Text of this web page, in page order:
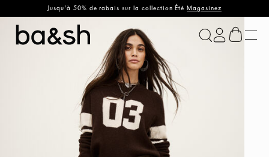
Jusqu'à 50% de rabais sur la collection Été Magasinez
ba&sh